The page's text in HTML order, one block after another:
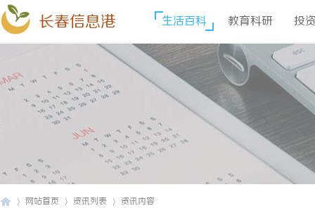
长春信息港 生活百科 教育科研 投
网站首页 资讯列表 资讯内容